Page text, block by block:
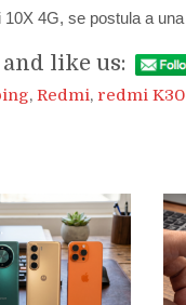
10X 4G, se postula a
like us:
, Redmi, redmi